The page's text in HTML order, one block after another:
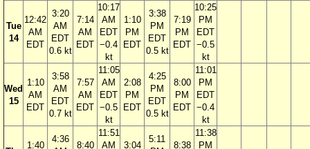
Tue
14
12:42
AM
EDT
3:20
AM
EDT
0.6 kt
7:14
AM
EDT
10:17
AM
EDT
−0.4
kt
1:10
PM
EDT
3:38
PM
EDT
0.5 kt
7:19
PM
EDT
10:25
PM
EDT
−0.5
kt
Wed
15
1:10
AM
EDT
3:58
AM
EDT
0.7 kt
7:57
AM
EDT
11:05
AM
EDT
−0.5
kt
2:08
PM
EDT
4:25
PM
EDT
0.5 kt
8:00
PM
EDT
11:01
PM
EDT
−0.4
kt
1:40
4:36
8:40
11:51
AM
3:04
5:11
8:38
11:38
PM